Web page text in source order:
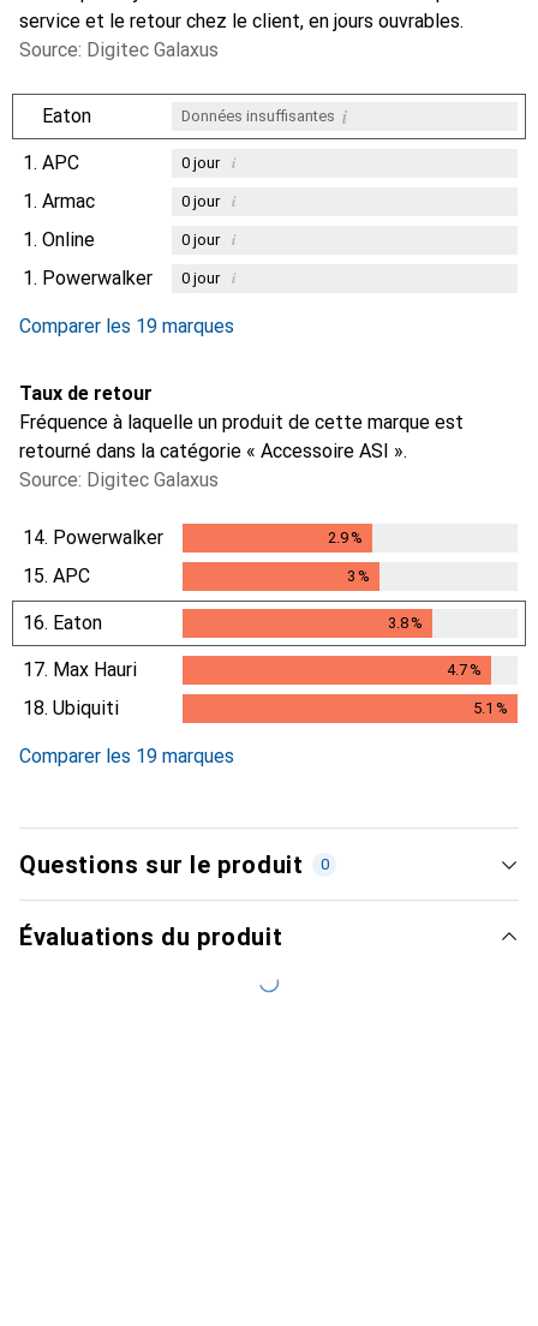
service et le retour chez le client, en jours ouvrables.
Source: Digitec Galaxus
Eaton Données insuffisantes i
1. APC 0jour i
1. Armac 0jour i
1. Online 0jour i
1. Powerwalker 0jour i
Comparer les 19 marques
Taux de retour
Fréquence à laquelle un produit de cette marque est
retourné dans la catégorie « Accessoire ASI ».
Source: Digitec Galaxus
14. Powerwalker 2.9%
15. APC 3 %
16. Eaton 3.8%
17. Max Hauri 4.7%
4.7%
18. Ubiquiti 5.1 %
Comparer les 19 marques
Questions sur le produit 0
Évaluations du produit